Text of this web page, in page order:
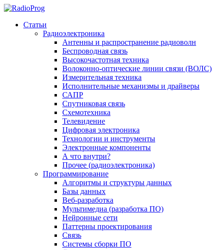
Статьи
Радиоэлектроника
Антенны и распространение радиоволн
Беспроводная связь
Высокочастотная техника
Волоконно-оптические линии связи (ВОЛС)
Измерительная техника
Исполнительные механизмы и драйверы
САПР
Спутниковая связь
Схемотехника
Телевидение
Цифровая электроника
Технологии и инструменты
Электронные компоненты
А что внутри?
Прочее (радиоэлектроника)
Программирование
Алгоритмы и структуры данных
Базы данных
Веб-разработка
Мультимедиа (разработка ПО)
Нейронные сети
Паттерны проектирования
Связь
Системы сборки ПО